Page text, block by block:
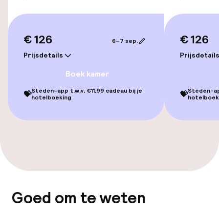
Lift
Voor toegankelijkheid
geoptimaliseerde kamers beschikbaar
Voor toegankelijkheid
geoptimaliseerde kamers beschikbaar
Parasols
Spacentrum
€ 126
Prijsdetails
6–7 sep.
Boek kamer
💝Steden-app t.w.v. €11,99 cadeau bij je
hotelboeking
€ 126
Prijsdetails
💝Steden-
Goed om te weten